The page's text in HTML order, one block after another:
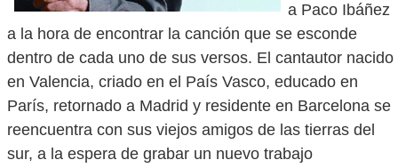
a Paco Ibáñez
a la hora de encontrar la canción que se esconde
dentro de cada uno de sus versos. El cantautor nacido
en Valencia, criado en el País Vasco, educado en
París, retornado a Madrid y residente en Barcelona se
reencuentra con sus viejos amigos de las tierras del
sur, a la espera de grabar un nuevo trabajo